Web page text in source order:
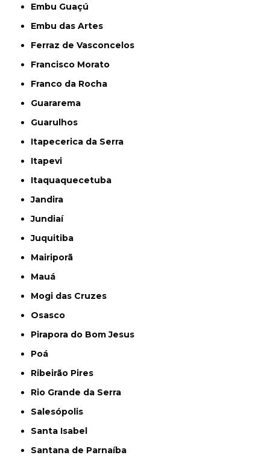
Embu Guaçú
Embu das Artes
Ferraz de Vasconcelos
Francisco Morato
Franco da Rocha
Guararema
Guarulhos
Itapecerica da Serra
Itapevi
Itaquaquecetuba
Jandira
Jundiaí
Juquitiba
Mairiporã
Mauá
Mogi das Cruzes
Osasco
Pirapora do Bom Jesus
Poá
Ribeirão Pires
Rio Grande da Serra
Salesópolis
Santa Isabel
Santana de Parnaíba